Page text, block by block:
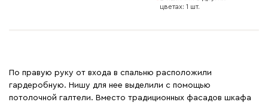
цветах: 1 шт.
По правую руку от входа в спальню расположили
гардеробную. Нишу для нее выделили с помощью
потолочной галтели. Вместо традиционных фасадов шкафа